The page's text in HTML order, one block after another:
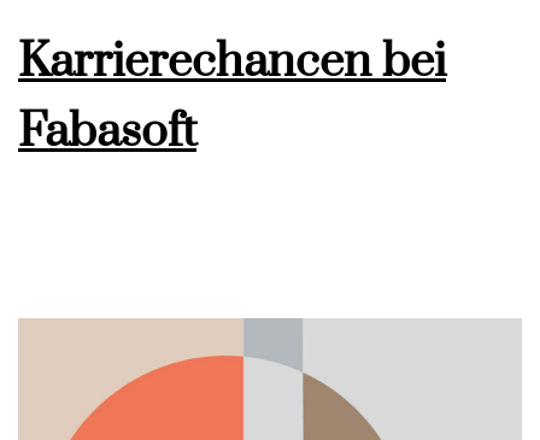
Karrierechancen bei
Fabasoft